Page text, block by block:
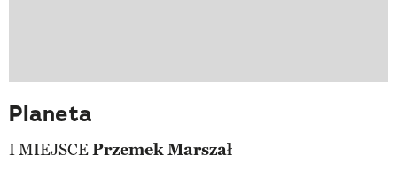
Planeta
I MIEJSCEPrzemek Marszał